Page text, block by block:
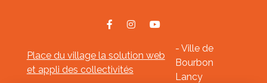
Place du village la solution web
et appli des collectivités
- Ville de
Bourbon
Lancy